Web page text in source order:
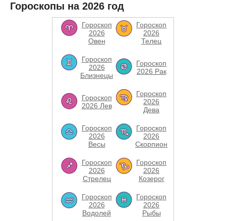
Гороскопы на 2026 год
Гороскоп
2026
Овен
Гороскоп
2026
Телец
Гороскоп
2026
Близнецы
Гороскоп
2026 Рак
Гороскоп
2026 Лев
Гороскоп
2026
Дева
Гороскоп
2026
Весы
Гороскоп
2026
Скорпион
Гороскоп
2026
Стрелец
Гороскоп
2026
Козерог
Гороскоп
2026
Водолей
Гороскоп
2026
Рыбы